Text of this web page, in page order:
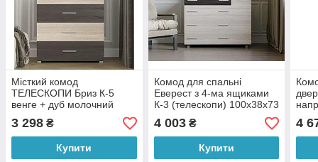
Місткий комод
ТЕЛЕСКОПИ Бриз К-5
венге + дуб молочний
3 298 ₴
Купити
Комод для спальні
Еверест з 4-ма ящиками
К-3 (телескопи) 100х38х73
молочний (DTM-2492)
4 003₴
Купити
4